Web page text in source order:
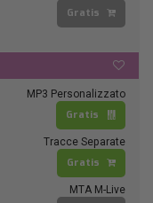
Gratis
MP3 Personalizzato
Gratis
Tracce Separate
Gratis
MTA M-Live